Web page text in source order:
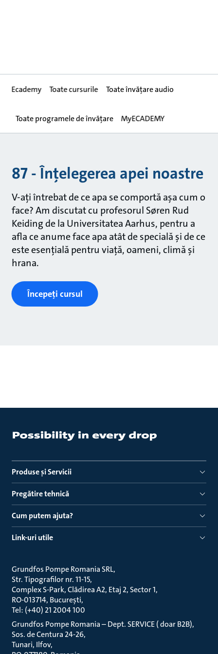
Ecademy Toate cursurile Toate învățare audio
Toate programele de învățare MyECADEMY
87 - Înțelegerea apei noastre
V-ați întrebat de ce apa se comportă așa cum o
face? Am discutat cu profesorul Søren Rud
Keiding de la Universitatea Aarhus, pentru a
afla ce anume face apa atât de specială și de ce
este esențială pentru viață, oameni, climă și
hrana.
Începeți cursul
Produse ṣi Servicii
Pregătire tehnică
Cum putem ajuta?
Link-uri utile
Grundfos Pompe Romania SRL
Str. Tipografilor nr. 11-15
Complex S-Park, Clădirea A2, Etaj 2, Sector 1
RO-013714, București
Tel: (+40) 21 2004 100
Grundfos Pompe Romania – Dept. SERVICE ( doar B2B)
Sos. de Centura 24-26
Tunari, Ilfov